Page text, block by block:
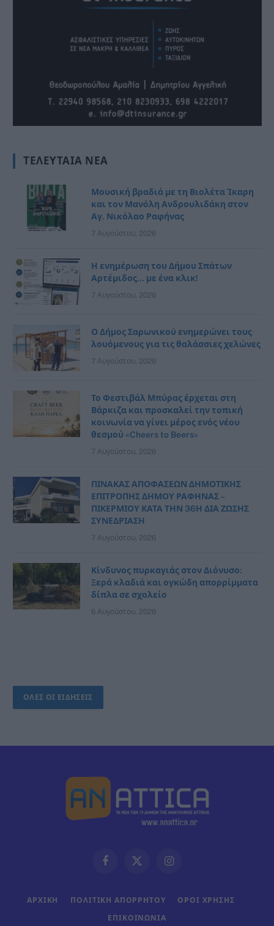
ΤΕΛΕΥΤΑΊΑ ΝΈΑ
Μουσική βραδιά με τη Βιολέτα Ίκαρη
και τον Μανόλη Ανδρουλιδάκη στον
Αγ. Νικόλαο Ραφήνας
7 Αυγούστου, 2026
Η ενημέρωση του Δήμου Σπάτων
Αρτέμιδος… με ένα κλικ!
7 Αυγούστου, 2026
Ο Δήμος Σαρωνικού ενημερώνει τους
λουόμενους για τις θαλάσσιες χελώνες
7 Αυγούστου, 2026
Το Φεστιβάλ Μπύρας έρχεται στη
Βάρκιζα και προσκαλεί την τοπική
κοινωνία να γίνει μέρος ενός νέου
θεσμού «Cheers to Beers»
7 Αυγούστου, 2026
ΠΙΝΑΚΑΣ ΑΠΟΦΑΣΕΩΝ ΔΗΜΟΤΙΚΗΣ
ΕΠΙΤΡΟΠΗΣ ΔΗΜΟΥ ΡΑΦΗΝΑΣ –
ΠΙΚΕΡΜΙΟΥ ΚΑΤΑ ΤΗΝ 36Η ΔΙΑ ΖΩΣΗΣ
ΣΥΝΕΔΡΙΑΣΗ
7 Αυγούστου, 2026
Κίνδυνος πυρκαγιάς στον Διόνυσο:
Ξερά κλαδιά και ογκώδη απορρίμματα
δίπλα σε σχολείο
6 Αυγούστου, 2026
ΟΛΕΣ ΟΙ ΕΙΔΗΣΕΙΣ
FacebookX
Instagram
ΑΡΧΙΚΗ ΠΟΛΙΤΙΚΗ ΑΠΟΡΡΗΤΟΥ ΟΡΟΙ ΧΡΗΣΗΣ
ΕΠΙΚΟΙΝΩΝΊΑ